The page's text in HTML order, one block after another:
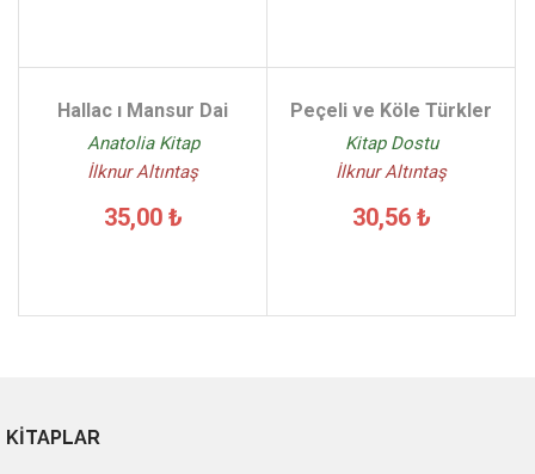
Hallac ı Mansur Dai
Anatolia Kitap
İlknur Altıntaş
35,00 ₺
Peçeli ve Köle Türkler
Kitap Dostu
İlknur Altıntaş
30,56 ₺
KİTAPLAR